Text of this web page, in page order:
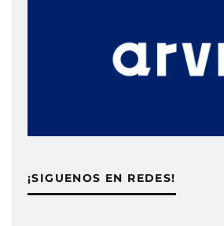
¡SIGUENOS EN REDES!